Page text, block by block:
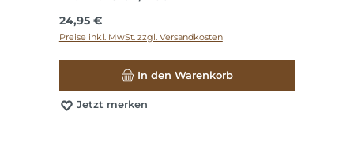
Regulärer Preis:
24,95 €
Preise inkl. MwSt. zzgl. Versandkosten
In den Warenkorb
Jetzt merken